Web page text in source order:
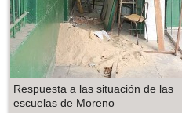
Respuesta a las situación de las
escuelas de Moreno